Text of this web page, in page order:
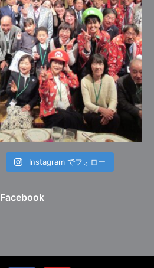
Instagram でフォロー
Facebook